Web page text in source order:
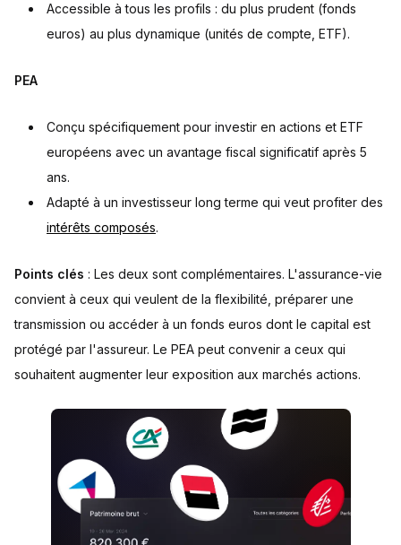
Accessible à tous les profils : du plus prudent (fonds
euros) au plus dynamique (unités de compte, ETF).
PEA
Conçu spécifiquement pour investir en actions et ETF
européens avec un avantage fiscal significatif après 5
ans.
Adapté à un investisseur long terme qui veut profiter des
intérêts composés.
Points clés : Les deux sont complémentaires. L'assurance-vie
convient à ceux qui veulent de la flexibilité, préparer une
transmission ou accéder à un fonds euros dont le capital est
protégé par l'assureur. Le PEA peut convenir a ceux qui
souhaitent augmenter leur exposition aux marchés actions.